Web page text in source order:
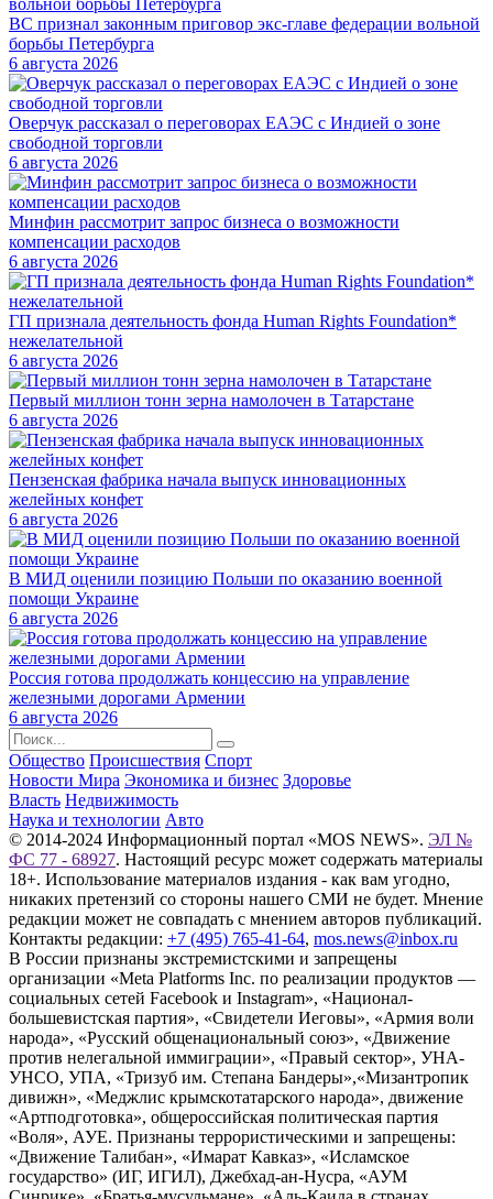
ВС признал законным приговор экс-главе федерации вольной
борьбы Петербурга
6 августа 2026
Оверчук рассказал о переговорах ЕАЭС с Индией о зоне
свободной торговли
6 августа 2026
Минфин рассмотрит запрос бизнеса о возможности
компенсации расходов
6 августа 2026
ГП признала деятельность фонда Human Rights Foundation*
нежелательной
6 августа 2026
Первый миллион тонн зерна намолочен в Татарстане
6 августа 2026
Пензенская фабрика начала выпуск инновационных
желейных конфет
6 августа 2026
В МИД оценили позицию Польши по оказанию военной
помощи Украине
6 августа 2026
Россия готова продолжать концессию на управление
железными дорогами Армении
6 августа 2026
Общество Происшествия Спорт
Новости Мира Экономика и бизнес Здоровье
Власть Недвижимость
Наука и технологии Авто
© 2014-2024 Информационный портал «MOS NEWS». ЭЛ №
ФС 77 - 68927. Настоящий ресурс может содержать материалы
18+. Использование материалов издания - как вам угодно,
никаких претензий со стороны нашего СМИ не будет. Мнение
редакции может не совпадать с мнением авторов публикаций.
Контакты редакции: +7 (495) 765-41-64, mos.news@inbox.ru
В России признаны экстремистскими и запрещены
организации «Meta Platforms Inc. по реализации продуктов —
социальных сетей Facebook и Instagram», «Национал-
большевистская партия», «Свидетели Иеговы», «Армия воли
народа», «Русский общенациональный союз», «Движение
против нелегальной иммиграции», «Правый сектор», УНА-
УНСО, УПА, «Тризуб им. Степана Бандеры»,«Мизантропик
дивижн», «Меджлис крымскотатарского народа», движение
«Артподготовка», общероссийская политическая партия
«Воля», АУЕ. Признаны террористическими и запрещены:
«Движение Талибан», «Имарат Кавказ», «Исламское
государство» (ИГ, ИГИЛ), Джебхад-ан-Нусра, «АУМ